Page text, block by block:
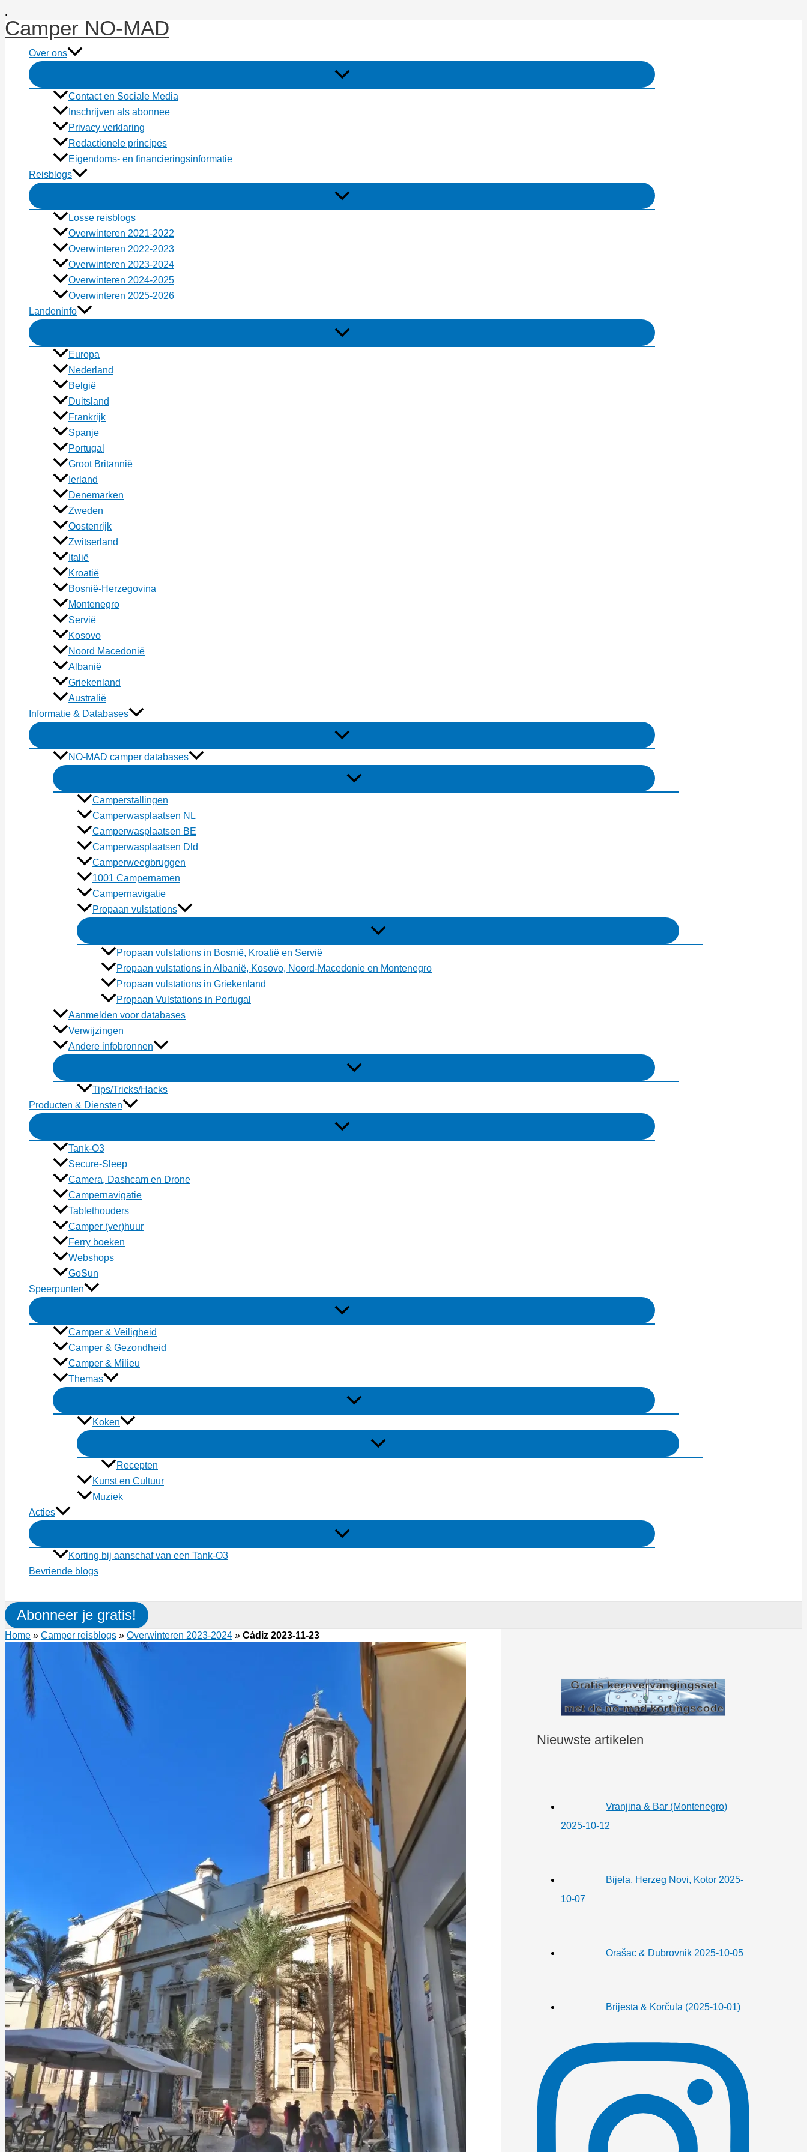
.
naar
inhoud
Camper NO-MAD
Over ons
Contact en Sociale Media
Inschrijven als abonnee
Privacy verklaring
Redactionele principes
Eigendoms- en financieringsinformatie
Reisblogs
Losse reisblogs
Overwinteren 2021-2022
Overwinteren 2022-2023
Overwinteren 2023-2024
Overwinteren 2024-2025
Overwinteren 2025-2026
Landeninfo
Europa
Nederland
België
Duitsland
Frankrijk
Spanje
Portugal
Groot Britannië
Ierland
Denemarken
Zweden
Oostenrijk
Zwitserland
Italië
Kroatië
Bosnië-Herzegovina
Montenegro
Servië
Kosovo
Noord Macedonië
Albanië
Griekenland
Australië
Informatie & Databases
NO-MAD camper databases
Camperstallingen
Camperwasplaatsen NL
Camperwasplaatsen BE
Camperwasplaatsen Dld
Camperweegbruggen
1001 Campernamen
Campernavigatie
Propaan vulstations
Propaan vulstations in Bosnië, Kroatië en Servië
Propaan vulstations in Albanië, Kosovo, Noord-Macedonie en Montenegro
Propaan vulstations in Griekenland
Propaan Vulstations in Portugal
Aanmelden voor databases
Verwijzingen
Andere infobronnen
Tips/Tricks/Hacks
Producten & Diensten
Tank-O3
Secure-Sleep
Camera, Dashcam en Drone
Campernavigatie
Tablethouders
Camper (ver)huur
Ferry boeken
Webshops
GoSun
Speerpunten
Camper & Veiligheid
Camper & Gezondheid
Camper & Milieu
Themas
Koken
Recepten
Kunst en Cultuur
Muziek
Acties
Korting bij aanschaf van een Tank-O3
Bevriende blogs
Abonneer je gratis!
Home » Camper reisblogs » Overwinteren 2023-2024 » Cádiz 2023-11-23
Nieuwste artikelen
Vranjina & Bar (Montenegro)
2025-10-12
Bijela, Herzeg Novi, Kotor 2025-
10-07
Orašac & Dubrovnik 2025-10-05
Brijesta & Korčula (2025-10-01)